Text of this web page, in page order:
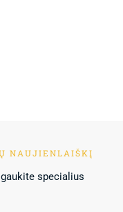
NAUJIENLAIŠKĮ
specialius